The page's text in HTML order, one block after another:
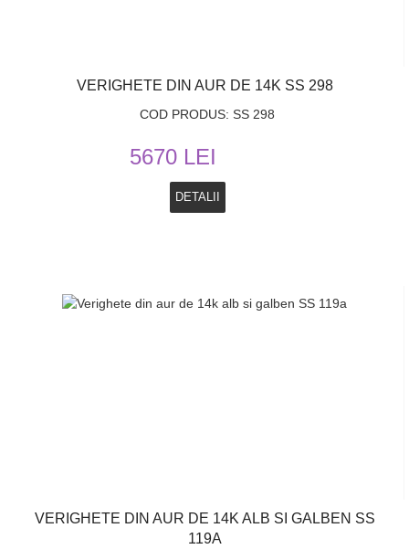
VERIGHETE DIN AUR DE 14K SS 298
COD PRODUS: SS 298
5670 LEI
DETALII
VERIGHETE DIN AUR DE 14K ALB SI GALBEN SS
119A